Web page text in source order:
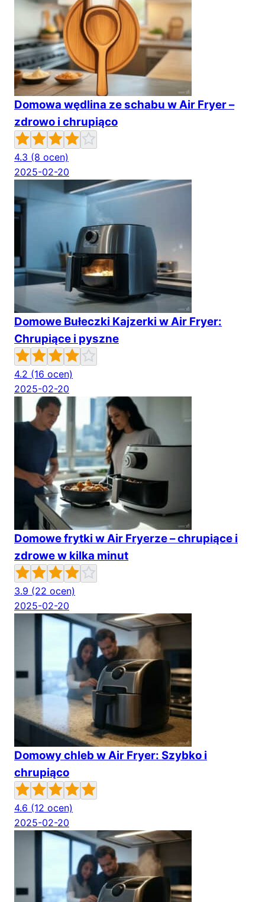
Domowa wędlina ze schabu w Air Fryer –
zdrowo i chrupiąco
4.3 (8 ocen)
2025-02-20
Domowe Bułeczki Kajzerki w Air Fryer:
Chrupiące i pyszne
4.2 (16 ocen)
2025-02-20
Domowe frytki w Air Fryerze – chrupiące i
zdrowe w kilka minut
3.9 (22 ocen)
2025-02-20
Domowy chleb w Air Fryer: Szybko i
chrupiąco
4.6 (12 ocen)
2025-02-20